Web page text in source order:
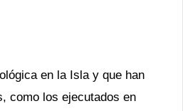
en la Isla y que han
como los ejecutados en